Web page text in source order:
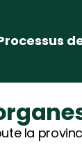
la